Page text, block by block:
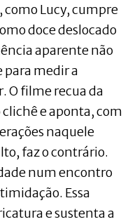
como Lucy, cumpre
doce deslocado
aparente não
para medir a
O filme recua da
e aponta, com
naquele
faz o contrário.
num encontro
Essa
e sustenta a